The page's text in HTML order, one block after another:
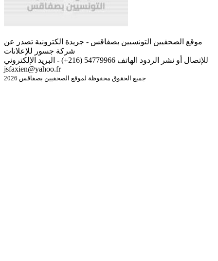
موقع الصحفيين التونسيين بصفاقس - جريدة الكترونية تصدر عن
شركة جسور للإعلانات
للإتصال أو نشر الردود الهاتف 54779966 (216+) - البريد الإلكتروني
jsfaxien@yahoo.fr
جميع الحقوق محفوظة لموقع الصحفيين بصفاقس 2026